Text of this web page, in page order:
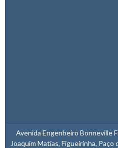
Avenida Engenheiro Bonneville
Joaquim Matias, Figueirinha, Paço